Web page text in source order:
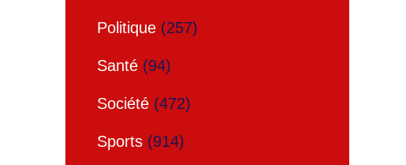
Politique (257)
Santé (94)
Société (472)
Sports (914)